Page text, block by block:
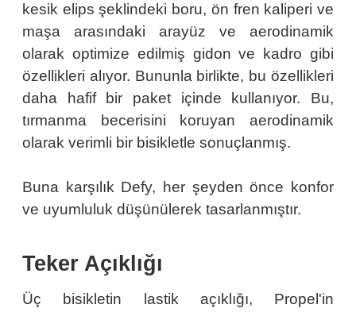
kesik elips şeklindeki boru, ön fren kaliperi ve
maşa arasındaki arayüz ve aerodinamik
olarak optimize edilmiş gidon ve kadro gibi
özellikleri alıyor. Bununla birlikte, bu özellikleri
daha hafif bir paket içinde kullanıyor. Bu,
tırmanma becerisini koruyan aerodinamik
olarak verimli bir bisikletle sonuçlanmış.
Buna karşılık Defy, her şeyden önce konfor
ve uyumluluk düşünülerek tasarlanmıştır.
Teker Açıklığı
Üç bisikletin lastik açıklığı, Propel'in